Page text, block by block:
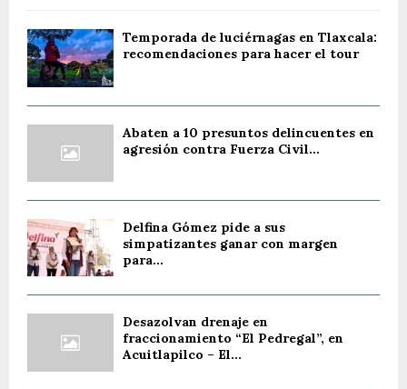
Temporada de luciérnagas en Tlaxcala:
recomendaciones para hacer el tour
Abaten a 10 presuntos delincuentes en
agresión contra Fuerza Civil...
Delfina Gómez pide a sus
simpatizantes ganar con margen
para...
Desazolvan drenaje en
fraccionamiento “El Pedregal”, en
Acuitlapilco – El...